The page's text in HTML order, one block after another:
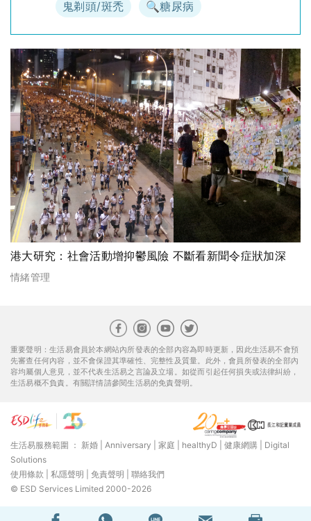
鬼剃頭/斑禿 🔍糖尿病
港大研究：社會活動增抑鬱風險 不斷看新聞令症狀加深
情緒管理
重要聲明：生活易會員於本網站內所發表的全部內容為即時更新，因此生活易不會預
先審查任何內容，並不會保證其準確性、完整性及質量。此外，會員所發表的全部內
容均屬個人意見，並不代表生活易之言論及立場。如從而引起任何損失或法律糾紛，
生活易概不負責。有關詳情請參閱生活易的免責聲明。
生活易服務範圍 ： 新婚 Anniversary 家庭 healthyD 健康網購
Digital
Solutions
使用條款
私隱聲明 免責聲明
聯絡我們
© ESD Services Limited 2000-2026